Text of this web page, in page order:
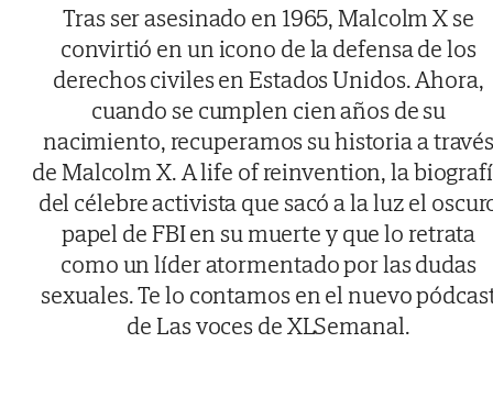
Tras ser asesinado en 1965, Malcolm X se
convirtió en un icono de la defensa de los
derechos civiles en Estados Unidos. Ahora,
cuando se cumplen cien años de su
nacimiento, recuperamos su historia a
de Malcolm X. A life of reinvention, la
del célebre activista que sacó a la luz el
papel de FBI en su muerte y que lo retrata
como un líder atormentado por las dudas
sexuales. Te lo contamos en el nuevo
de Las voces de XLSemanal.